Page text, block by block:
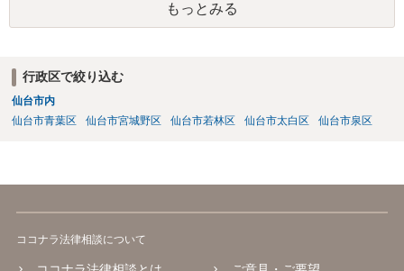
もっとみる
行政区で絞り込む
仙台市内
仙台市青葉区
仙台市宮城野区 仙台市若林区 仙台市太白区 仙台市泉区
ココナラ法律相談について